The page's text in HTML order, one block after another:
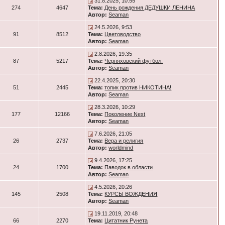
274 4647
Тема: День рождения ДЕДУШКИ ЛЕНИНА
Автор: Seaman
91 8512
24.5.2026, 9:53
Тема: Цветоводство
Автор: Seaman
87 5217
2.8.2026, 19:35
Тема: Черняховский футбол.
Автор: Seaman
51 2445
22.4.2025, 20:30
Тема: топик против НИКОТИНА!
Автор: Seaman
177 12166
28.3.2026, 10:29
Тема: Поколение Next
Автор: Seaman
26 2737
7.6.2026, 21:05
Тема: Вера и религия
Автор: worldmind
24 1700
9.4.2026, 17:25
Тема: Паводок в области
Автор: Seaman
145 2508
4.5.2026, 20:26
Тема: КУРСЫ ВОЖДЕНИЯ
Автор: Seaman
66 2270
19.11.2019, 20:48
Тема: Цитатник Рунета